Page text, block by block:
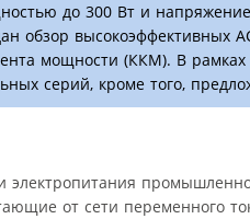
до 300 Вт и
обзор высокоэффективных
мощности (ККМ). В
серий, кроме того,
от сети переменного